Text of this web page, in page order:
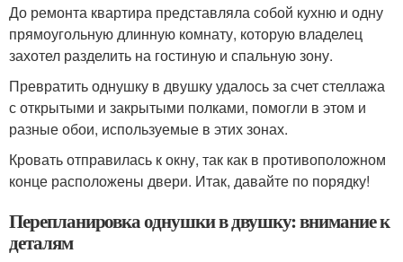
До ремонта квартира представляла собой кухню и одну
прямоугольную длинную комнату, которую владелец
захотел разделить на гостиную и спальную зону.
Превратить однушку в двушку удалось за счет стеллажа
с открытыми и закрытыми полками, помогли в этом и
разные обои, используемые в этих зонах.
Кровать отправилась к окну, так как в противоположном
конце расположены двери. Итак, давайте по порядку!
Перепланировка однушки в двушку: внимание к
деталям